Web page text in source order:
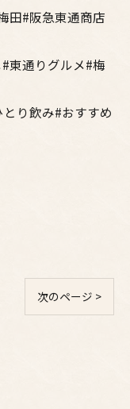
田#阪急東通商店
東通りグルメ#梅
り飲み#おすすめ
次のページ >